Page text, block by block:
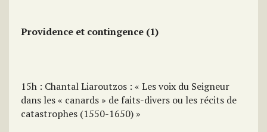
Providence et contingence (1)
15h : Chantal Liaroutzos : « Les voix du Seigneur
dans les « canards » de faits-divers ou les récits de
catastrophes (1550-1650) »